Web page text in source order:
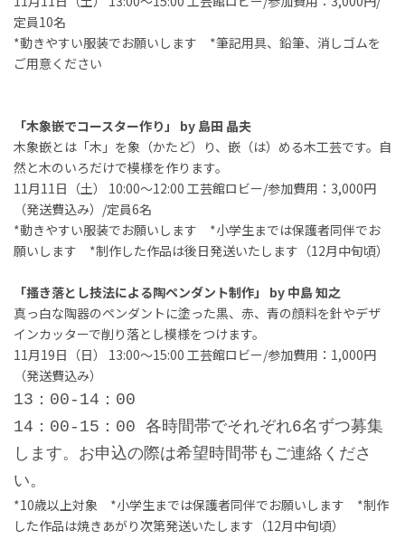
定員10名
*動きやすい服装でお願いします *筆記用具、鉛筆、消しゴムを
ご用意ください
「木象嵌でコースター作り」 by 島田 晶夫
木象嵌とは「木」を象（かたど）り、嵌（は）める木工芸です。自
然と木のいろだけで模様を作ります。
11月11日（土） 10:00～12:00 工芸館ロビー/参加費用：3,000円
（発送費込み）/定員6名
*動きやすい服装でお願いします *小学生までは保護者同伴でお
願いします *制作した作品は後日発送いたします（12月中旬頃）
「搔き落とし技法による陶ペンダント制作」 by 中島 知之
真っ白な陶器のペンダントに塗った黒、赤、青の顔料を針やデザ
インカッターで削り落とし模様をつけます。
11月19日（日） 13:00～15:00 工芸館ロビー/参加費用：1,000円
（発送費込み）
13：00-14：00
14：00-15：00 各時間帯でそれぞれ6名ずつ募集
します。 お申込の際は希望時間帯もご連絡くださ
い。
*10歳以上対象 *小学生までは保護者同伴でお願いします *制作
した作品は焼きあがり次第発送いたします（12月中旬頃）